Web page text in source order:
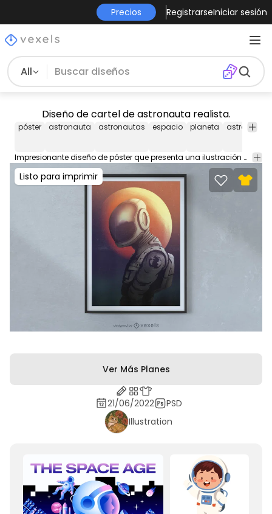
Precios RegistrarseIniciar sesión
All
Diseño de cartel de astronauta realista.
póster astronauta astronautas espacio planeta astronomía
Impresionante diseño de póster que presenta una ilustración de astronauta con un planeta en la parte posterior. Eche un vistazo a este diseño de póster listo para imprimir para vender en Society6, Displate o su plataforma POD favorita. ¡Perfecto para impresiones enmarcadas, carteles, impresiones flotantes y más!
Listo para imprimir
Ver Más Planes
21/06/2022
PSD
Illustration